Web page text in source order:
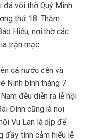
đá vôi thờ Quý Minh
thứ 18. Thăm
Hiếu, nơi thờ các
trận mạc.
cả nước đến và
Ninh bình tháng 7
đều diễn ra lễ hội
Đính cũng là nơi
Vu Lan là dịp để
đầy tình cảm hiểu lễ